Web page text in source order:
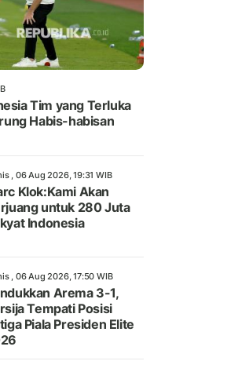
Tim yang Terluka
Habis-habisan
, 06 Aug 2026, 19:31 WIB
Klok:Kami Akan
untuk 280 Juta
Indonesia
, 06 Aug 2026, 17:50 WIB
Arema 3-1,
Tempati Posisi
Piala Presiden Elite